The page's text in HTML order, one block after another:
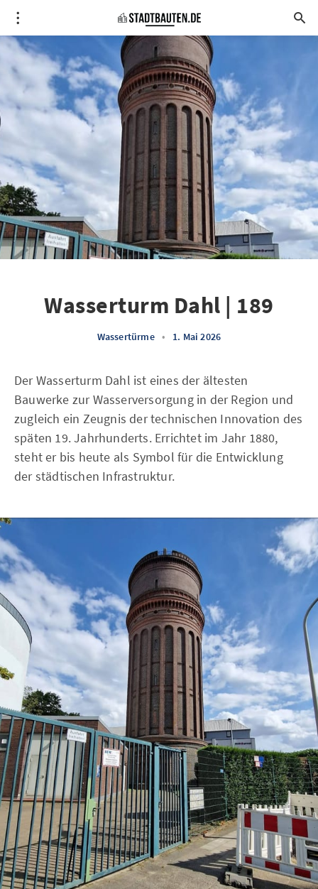
Wasserturm Dahl | 189
Wassertürme • 1. Mai 2026
Der Wasserturm Dahl ist eines der ältesten
Bauwerke zur Wasserversorgung in der Region und
zugleich ein Zeugnis der technischen Innovation des
späten 19. Jahrhunderts. Errichtet im Jahr 1880,
steht er bis heute als Symbol für die Entwicklung
der städtischen Infrastruktur.